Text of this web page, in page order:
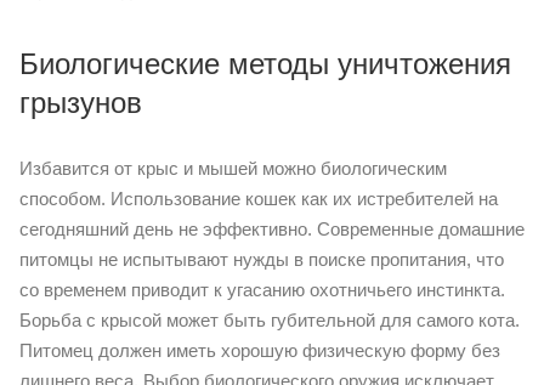
Биологические методы уничтожения
грызунов
Избавится от крыс и мышей можно биологическим
способом. Использование кошек как их истребителей на
сегодняшний день не эффективно. Современные домашние
питомцы не испытывают нужды в поиске пропитания, что
со временем приводит к угасанию охотничьего инстинкта.
Борьба с крысой может быть губительной для самого кота.
Питомец должен иметь хорошую физическую форму без
лишнего веса. Выбор биологического оружия исключает